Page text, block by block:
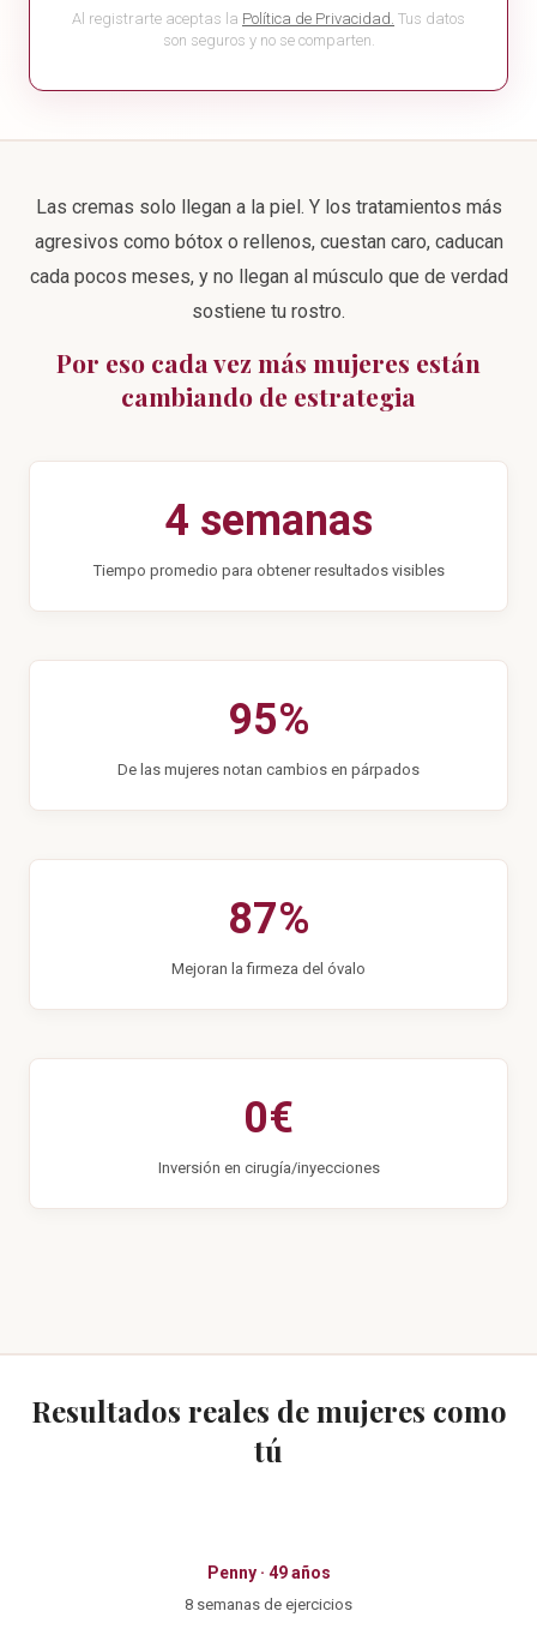
Al registrarte aceptas la Política de Privacidad. Tus datos
son seguros y no se comparten.
Las cremas solo llegan a la piel. Y los tratamientos más
agresivos como bótox o rellenos, cuestan caro, caducan
cada pocos meses, y no llegan al músculo que de verdad
sostiene tu rostro.
Por eso cada vez más mujeres están
cambiando de estrategia
4 semanas
Tiempo promedio para obtener resultados visibles
95%
De las mujeres notan cambios en párpados
87%
Mejoran la firmeza del óvalo
0€
Inversión en cirugía/inyecciones
Resultados reales de mujeres como
tú
Penny · 49 años
8 semanas de ejercicios